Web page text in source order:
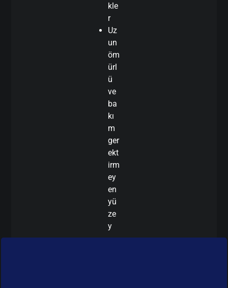
kle
r
Uz
un
öm
ürl
ü
ve
ba
kı
m
ger
ekt
irm
ey
en
yü
ze
y